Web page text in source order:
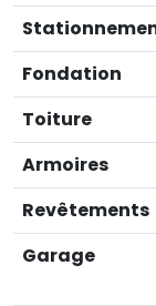
Fondation
Toiture
Armoires
Revêtements
Garage